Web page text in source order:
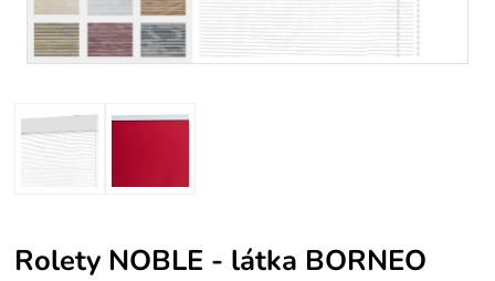
Rolety NOBLE - látka BORNEO